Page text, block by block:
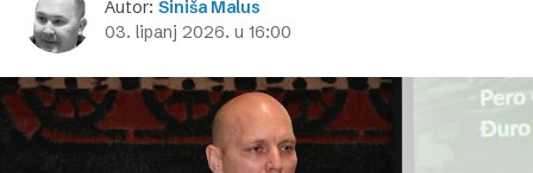
Autor: Siniša Malus
03. lipanj 2026. u 16:00